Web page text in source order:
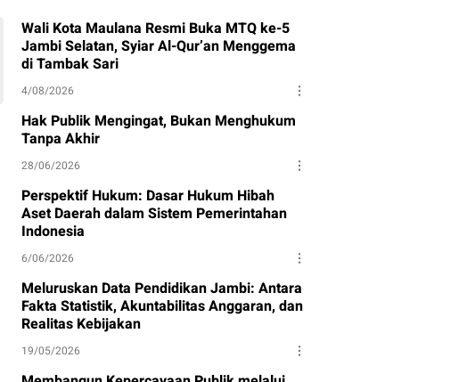
Wali Kota Maulana Resmi Buka MTQ ke-5
Jambi Selatan, Syiar Al-Qur’an Menggema
di Tambak Sari
4/08/2026
Hak Publik Mengingat, Bukan Menghukum
Tanpa Akhir
28/06/2026
Perspektif Hukum: Dasar Hukum Hibah
Aset Daerah dalam Sistem Pemerintahan
Indonesia
6/06/2026
Meluruskan Data Pendidikan Jambi: Antara
Fakta Statistik, Akuntabilitas Anggaran, dan
Realitas Kebijakan
19/05/2026